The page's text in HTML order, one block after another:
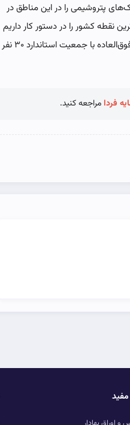
پتروشیمی را در این مناطق در
نقطه کشور را در دستور کار داریم
که یک شهر بین المللی در بندر عباس با ۲۰ هزار هکتار اراضی ویژه و فوق‌العاده با جمعیت استاندارد ۳۰ نفر
فردا مراجعه کنید.